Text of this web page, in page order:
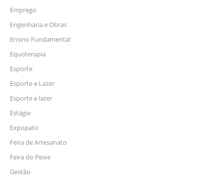
Emprego
Engenharia e Obras
Ensino Fundamental
Equoterapia
Esporte
Esporte e Lazer
Esporte e lazer
Estágio
Expopato
Feira de Artesanato
Feira do Peixe
Gestão